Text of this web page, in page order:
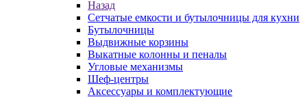
Назад
Сетчатые емкости и бутылочницы для кухни
Бутылочницы
Выдвижные корзины
Выкатные колонны и пеналы
Угловые механизмы
Шеф-центры
Аксессуары и комплектующие